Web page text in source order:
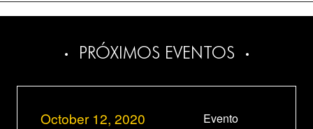
PRÓXIMOS EVENTOS
October 12, 2020 Evento